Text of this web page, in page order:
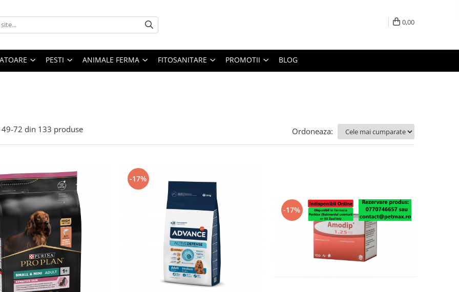
0,00
PESTI ANIMALE FERMA FITOSANITARE PROMOTII BLOG
49-72 din 133 produse Ordoneaza:
-17%
-17%